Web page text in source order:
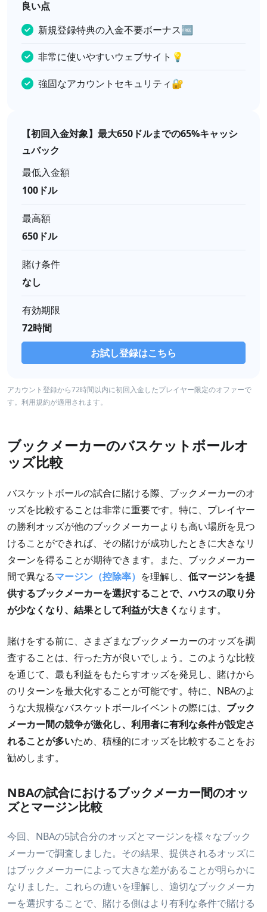
良い点
新規登録特典の入金不要ボーナス🆓
非常に使いやすいウェブサイト💡
強固なアカウントセキュリティ🔐
【初回入金対象】最大650ドルまでの65%キャッシ
ュバック
最低入金額
100ドル
最高額
650ドル
賭け条件
なし
有効期限
72時間
お試し登録はこちら
アカウント登録から72時間以内に初回入金したプレイヤー限定のオファーで
す。利用規約が適用されます。
ブックメーカーのバスケットボールオ
ッズ比較
バスケットボールの試合に賭ける際、ブックメーカーのオ
ッズを比較することは非常に重要です。特に、プレイヤー
の勝利オッズが他のブックメーカーよりも高い場所を見つ
けることができれば、その賭けが成功したときに大きなリ
ターンを得ることが期待できます。また、ブックメーカー
間で異なるマージン（控除率） を理解し、 低マージンを提
供するブックメーカーを選択することで、ハウスの取り分
が少なくなり、結果として利益が大きく なります。
賭けをする前に、さまざまなブックメーカーのオッズを調
査することは、行った方が良いでしょう。このような比較
を通じて、最も利益をもたらすオッズを発見し、賭けから
のリターンを最大化することが可能です。特に、NBAのよ
うな大規模なバスケットボールイベントの際には、 ブック
メーカー間の競争が激化し、利用者に有利な条件が設定さ
れることが多いため、積極的にオッズを比較することをお
勧めします。
NBAの試合におけるブックメーカー間のオッ
ズとマージン比較
今回、NBAの5試合分のオッズとマージンを様々なブック
メーカーで調査しました。その結果、提供されるオッズに
はブックメーカーによって大きな差があることが明らかに
なりました。これらの違いを理解し、適切なブックメーカ
ーを選択することで、賭ける側はより有利な条件で賭ける